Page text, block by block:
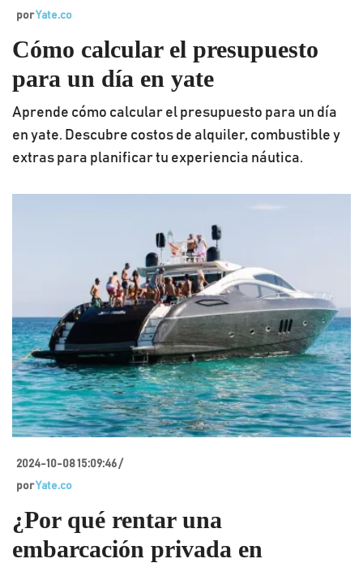
porYate.co
Cómo calcular el presupuesto
para un día en yate
Aprende cómo calcular el presupuesto para un día
en yate. Descubre costos de alquiler, combustible y
extras para planificar tu experiencia náutica.
2024-10-08 15:09:46 /
porYate.co
¿Por qué rentar una
embarcación privada en